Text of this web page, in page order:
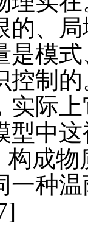
的、
是模
控制
实际
型中
构成
一种